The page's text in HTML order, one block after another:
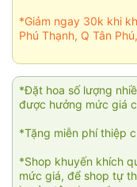
*Giảm ngay 30k khi
Phú Thạnh, Q Tân
*Đặt hoa số lượng
được hưởng mức giá
*Tặng miễn phí thiệp
*Shop khuyến khích
mức giá, để shop tự